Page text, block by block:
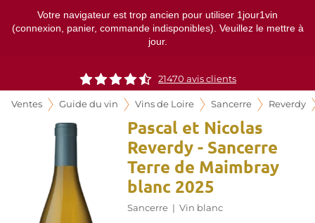
Votre navigateur est trop ancien pour utiliser 1jour1vin
(connexion, panier, commande indisponibles). Veuillez le mettre à
jour.
21470 avis clients
Ventes Guide du vin Vins de Loire Sancerre Reverdy
Pascal et Nicolas
Reverdy - Sancerre
Terre de Maimbray
blanc 2025
Sancerre | Vin blanc